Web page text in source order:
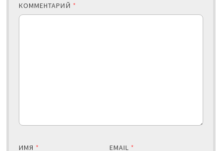
КОММЕНТАРИЙ *
ИМЯ * EMAIL *